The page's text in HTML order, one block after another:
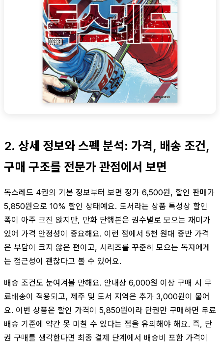
2. 상세 정보와 스펙 분석: 가격, 배송 조건,
구매 구조를 전문가 관점에서 보면
독스레드 4권의 기본 정보부터 보면 정가 6,500원, 할인 판매가
5,850원으로 10% 할인 상태예요. 도서라는 상품 특성상 할인
폭이 아주 크진 않지만, 만화 단행본은 권수별로 모으는 재미가
있어 가격 안정성이 중요해요. 이런 점에서 5천 원대 중반 가격
은 부담이 크지 않은 편이고, 시리즈를 꾸준히 모으는 독자에게
는 접근성이 괜찮다고 볼 수 있어요.
배송 조건도 눈여겨볼 만해요. 안내상 6,000원 이상 구매 시 무
료배송이 적용되고, 제주 및 도서 지역은 추가 3,000원이 붙어
요. 이번 상품은 할인 가격이 5,850원이라 단권만 구매하면 무료
배송 기준에 약간 못 미칠 수 있다는 점을 유의해야 해요. 즉, 단
권 구매를 생각한다면 최종 결제 단계에서 배송비 포함 가격이